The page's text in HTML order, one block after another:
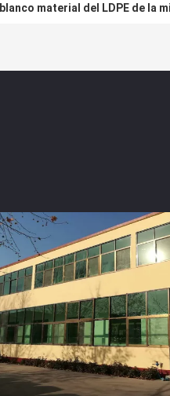
material del LDPE de la